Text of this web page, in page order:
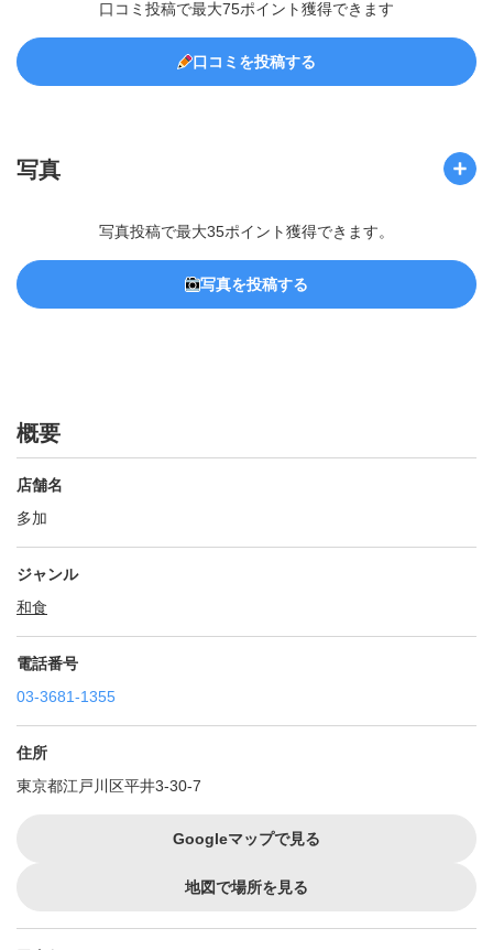
口コミ投稿で最大75ポイント獲得できます
口コミを投稿する
写真
写真投稿で最大35ポイント獲得できます。
写真を投稿する
概要
店舗名
多加
ジャンル
和食
電話番号
03-3681-1355
住所
東京都江戸川区平井3-30-7
Googleマップで見る
地図で場所を見る